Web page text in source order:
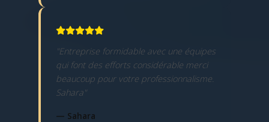
"Entreprise formidable avec une équipes
qui font des efforts considérable merci
beaucoup pour votre professionnalisme.
Sahara"
— Sahara